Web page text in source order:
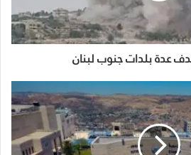
عدة بلدات جنوب لبنان